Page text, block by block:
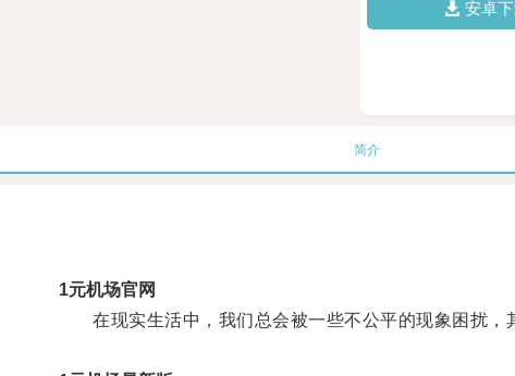
安卓
简介
1元机场官网
在现实生活中，我们总会被一些不公平的现象困扰，